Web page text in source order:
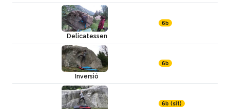
Delicatessen
6b
Inversió
6b
6b (sit)